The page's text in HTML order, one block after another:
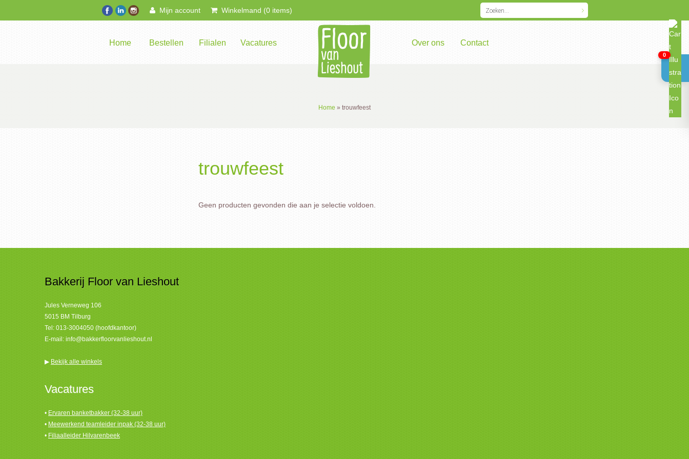
Mijn account Winkelmand (0 items)
Home Bestellen Filialen Vacatures Over ons Contact
Home » trouwfeest
trouwfeest
Geen producten gevonden die aan je selectie voldoen.
Bakkerij Floor van Lieshout
Jules Verneweg 106
5015 BM Tilburg
Tel: 013-3004050 (hoofdkantoor)
E-mail: info@bakkerfloorvanlieshout.nl
▶ Bekijk alle winkels
Vacatures
• Ervaren banketbakker (32-38 uur)
• Meewerkend teamleider inpak (32-38 uur)
• Filiaalleider Hilvarenbeek
0